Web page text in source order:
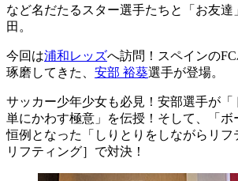
など名だたるスター選手たちと「お友達
田。
今回は浦和レッズへ訪問！スペインの
琢磨してきた、 安部 裕葵選手が登場。
サッカー少年少女も必見！安部選手が「
単にかわす極意」を伝授！そして、「ボ
恒例となった「しりとりをしながらリフ
リフティング］で対決！